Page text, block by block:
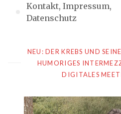
Kontakt, Impressum,
Datenschutz
NEU: DER KREBS UND
HUMORIGES
DIGITALES